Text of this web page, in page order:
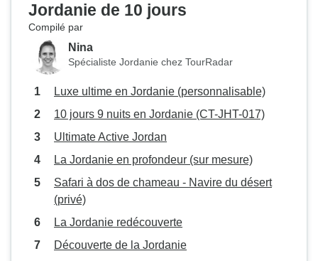
Jordanie de 10 jours
Compilé par
Nina
Spécialiste Jordanie chez TourRadar
Luxe ultime en Jordanie (personnalisable)
10 jours 9 nuits en Jordanie (CT-JHT-017)
Ultimate Active Jordan
La Jordanie en profondeur (sur mesure)
Safari à dos de chameau - Navire du désert
(privé)
La Jordanie redécouverte
Découverte de la Jordanie